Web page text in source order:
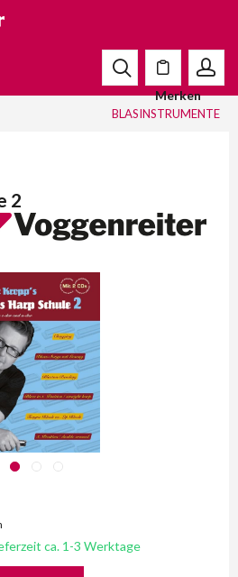
Merken
BLASINSTRUMENTE
2
ca. 1-3 Werktage